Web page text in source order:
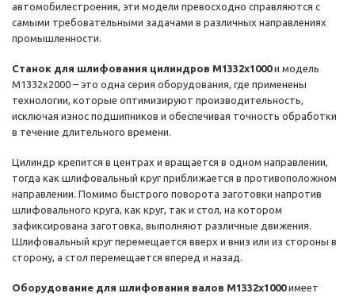
автомобилестроения, эти модели превосходно справляются с
самыми требовательными задачами в различных направлениях
промышленности.
Станок для шлифования цилиндров M1332х1000и модель
M1332х2000 – это одна серия оборудования, где применены
технологии, которые оптимизируют производительность,
исключая износ подшипников и обеспечивая точность обработки
в течение длительного времени.
Цилиндр крепится в центрах и вращается в одном направлении,
тогда как шлифовальный круг приближается в противоположном
направлении. Помимо быстрого поворота заготовки напротив
шлифовального круга, как круг, так и стол, на котором
зафиксирована заготовка, выполняют различные движения.
Шлифовальный круг перемещается вверх и вниз или из стороны в
сторону, а стол перемещается вперед и назад.
Оборудование для шлифования валов M1332х1000имеет